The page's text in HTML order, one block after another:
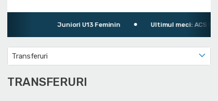
Juniori U13 Feminin Ultimul meci: ACS
Transferuri
TRANSFERURI